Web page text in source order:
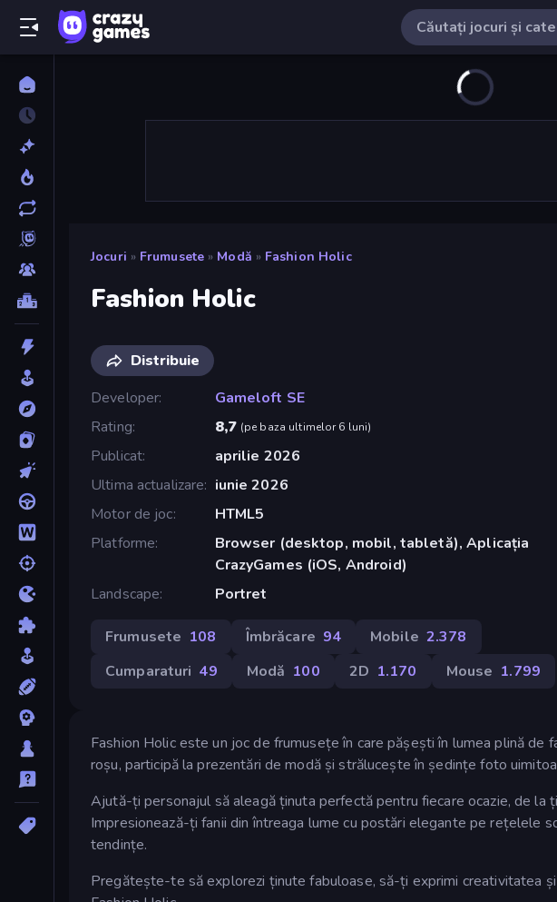
Jocuri » Frumusete » Modă » Fashion Holic
Fashion Holic
Distribuie
Developer
Gameloft SE
Rating
8,7 (pe baza ultimelor 6 luni)
Publicat
aprilie 2026
Ultima actualizare
iunie 2026
Motor de joc
HTML5
Platforme
Browser (desktop, mobil, tabletă), Aplicația
CrazyGames (iOS, Android)
Landscape
Portret
Frumusete 108 Îmbrăcare 94 Mobile 2.378
Cumparaturi 49 Modă 100 2D 1.170 Mouse 1.799
Fashion Holic este un joc de frumusețe în care pășești în lumea plină de
roșu, participă la prezentări de modă și strălucește în ședințe foto
Ajută-ți personajul să aleagă ținuta perfectă pentru fiecare ocazie, de la
Impresionează-ți fanii din întreaga lume cu postări elegante pe rețelele
tendințe.
Pregătește-te să explorezi ținute fabuloase, să-ți exprimi creativitatea